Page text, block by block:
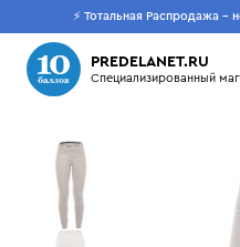
⚡ Тотальная Распродажа -
PREDELANET.RU
Специализированный
Пусто
Что будем искать?